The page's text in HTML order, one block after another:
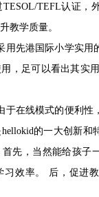
TESOL/TEFL认证，
教学质量。
用先港国际小学实用
，足可以看出其实
于在线模式的便利性，
hellokid的一大创新和
先，当然能给孩子
习效率。 后，促进